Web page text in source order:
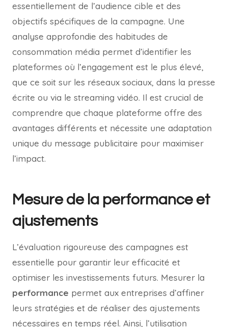
essentiellement de l’audience cible et des
objectifs spécifiques de la campagne. Une
analyse approfondie des habitudes de
consommation média permet d’identifier les
plateformes où l’engagement est le plus élevé,
que ce soit sur les réseaux sociaux, dans la presse
écrite ou via le streaming vidéo. Il est crucial de
comprendre que chaque plateforme offre des
avantages différents et nécessite une adaptation
unique du message publicitaire pour maximiser
l’impact.
Mesure de la performance et
ajustements
L’évaluation rigoureuse des campagnes est
essentielle pour garantir leur efficacité et
optimiser les investissements futurs. Mesurer la
performance permet aux entreprises d’affiner
leurs stratégies et de réaliser des ajustements
nécessaires en temps réel. Ainsi, l’utilisation